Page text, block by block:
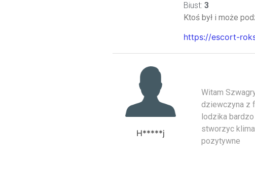
Biust: 3
Ktoś był i może
https://escort-
H*****j
Witam
dziewczyna z
lodzika
stworzyc
pozytywne